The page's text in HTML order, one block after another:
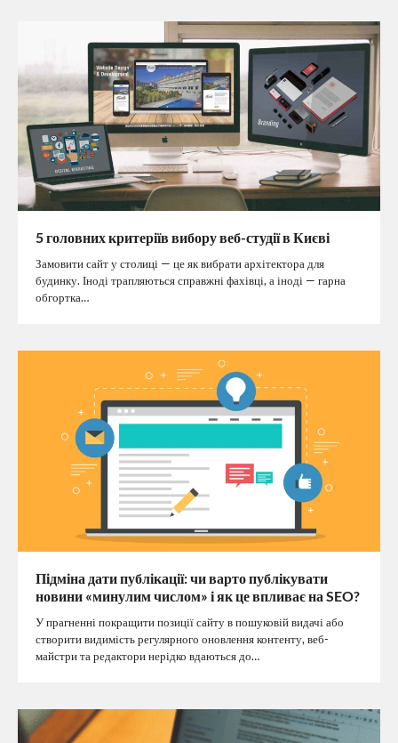
5 головних критеріїв вибору веб-студії в Києві
Замовити сайт у столиці — це як вибрати архітектора для
будинку. Іноді трапляються справжні фахівці, а іноді — гарна
обгортка…
Підміна дати публікації: чи варто публікувати
новини «минулим числом» і як це впливає на SEO?
У прагненні покращити позиції сайту в пошуковій видачі або
створити видимість регулярного оновлення контенту, веб-
майстри та редактори нерідко вдаються до…